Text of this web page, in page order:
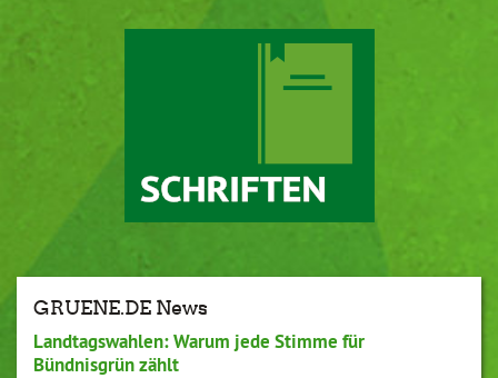
GRUENE.DE News
Landtagswahlen: Warum jede Stimme für
Bündnisgrün zählt